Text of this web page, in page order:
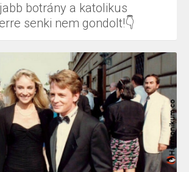
botrány a katolikus
senki nem gondolt!👇